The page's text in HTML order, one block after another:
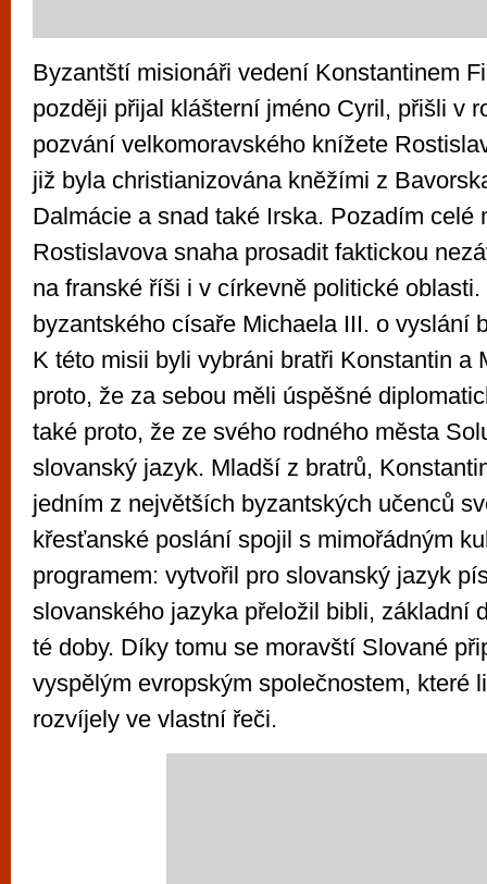
Byzantští misionáři vedení Konstantinem
později přijal klášterní jméno Cyril, přišli v
pozvání velkomoravského knížete
již byla christianizována kněžími z
Dalmácie a snad také Irska. Pozadím celé
Rostislavova snaha prosadit faktickou
na franské říši i v církevně politické
byzantského císaře Michaela III. o vyslání
K této misii byli vybráni bratři Konstantin a
proto, že za sebou měli úspěšné
také proto, že ze svého rodného města
slovanský jazyk. Mladší z bratrů,
jedním z největších byzantských učenců
křesťanské poslání spojil s mimořádným
programem: vytvořil pro slovanský jazyk
slovanského jazyka přeložil bibli, základní
té doby. Díky tomu se moravští Slované
vyspělým evropským společnostem, které
rozvíjely ve vlastní řeči.